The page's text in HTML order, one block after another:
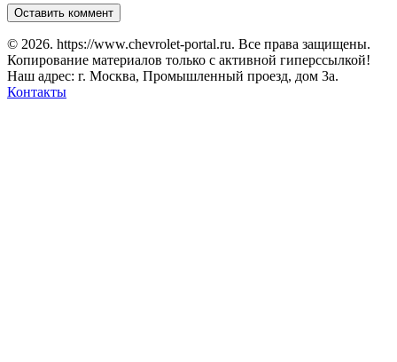
© 2026. https://www.chevrolet-portal.ru. Все права защищены.
Копирование материалов только с активной гиперссылкой!
Наш адрес: г. Москва, Промышленный проезд, дом 3а.
Контакты